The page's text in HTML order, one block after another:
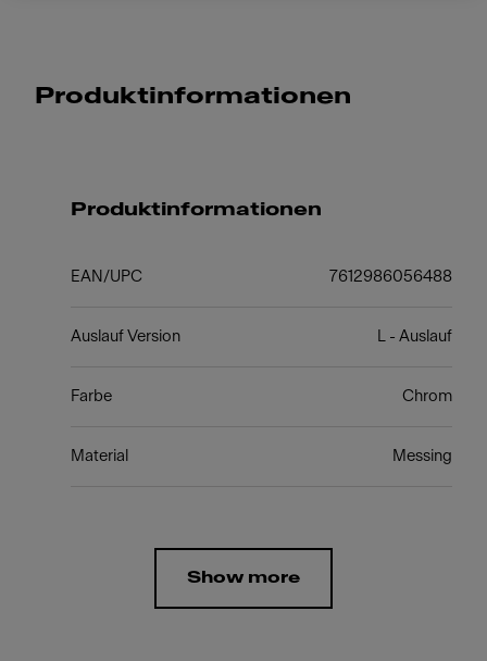
Produktinformationen
Produktinformationen
EAN/UPC 7612986056488
Auslauf Version L - Auslauf
Farbe Chrom
Material Messing
Show more